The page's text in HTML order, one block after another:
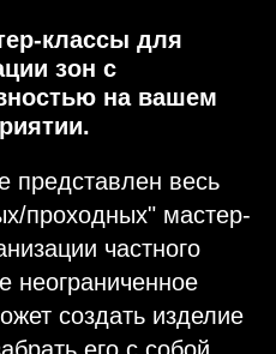
классы для
зон с
на вашем
представлен весь
проходных" мастер-
частного
неограниченное
создать изделие
его с собой.